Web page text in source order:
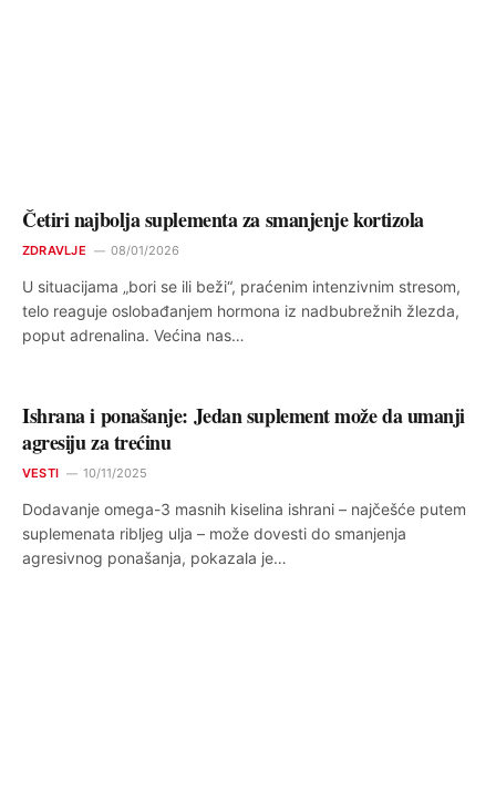
Četiri najbolja suplementa za smanjenje kortizola
ZDRAVLJE 08/01/2026
U situacijama „bori se ili beži“, praćenim intenzivnim stresom,
telo reaguje oslobađanjem hormona iz nadbubrežnih žlezda,
poput adrenalina. Većina nas…
Ishrana i ponašanje: Jedan suplement može da umanji
agresiju za trećinu
VESTI 10/11/2025
Dodavanje omega-3 masnih kiselina ishrani – najčešće putem
suplemenata ribljeg ulja – može dovesti do smanjenja
agresivnog ponašanja, pokazala je…